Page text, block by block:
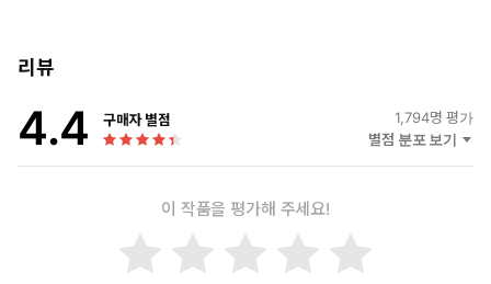
“명아. 너 명이 맞지?”
잊고 있던 첫사랑, 권설영이었다.
리뷰
4.4 구매자 별점 1,794명 평가
별점 분포 보기
이 작품을 평가해 주세요!